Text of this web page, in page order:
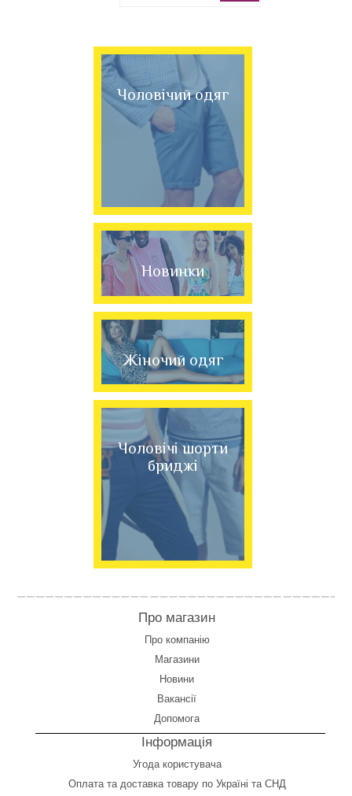
Чоловічий одяг
Новинки
Жіночий одяг
Чоловічі шорти
бриджі
Про магазин
Про компанію
Магазини
Новини
Вакансії
Допомога
Інформація
Угода користувача
Оплата та доставка товару по Україні та СНД